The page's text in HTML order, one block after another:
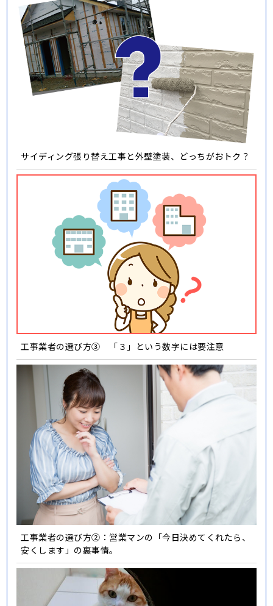
サイディング張り替え工事と外壁塗装、どっちがおトク？
工事業者の選び方③ 「３」という数字には要注意
工事業者の選び方②：営業マンの「今日決めてくれたら、
安くします」の裏事情。